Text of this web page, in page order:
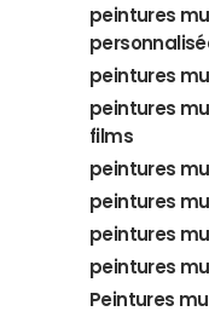
peintures
peintures
peintures
films
peintures
peintures
peintures
peintures
Peintures